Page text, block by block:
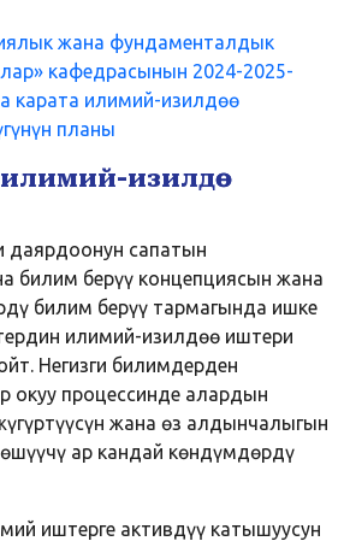
жана фундаменталдык
кафедрасынын 2024-2025-
карата илимий-изилдөө
планы
изилдөө
даярдоонун сапатын
билим берүү концепциясын жана
билим берүү тармагында ишке
илимий-изилдөө иштери
Негизги билимдерден
окуу процессинде алардын
жана өз алдынчалыгын
ар кандай көндүмдөрдү
иштерге активдүү катышуусун